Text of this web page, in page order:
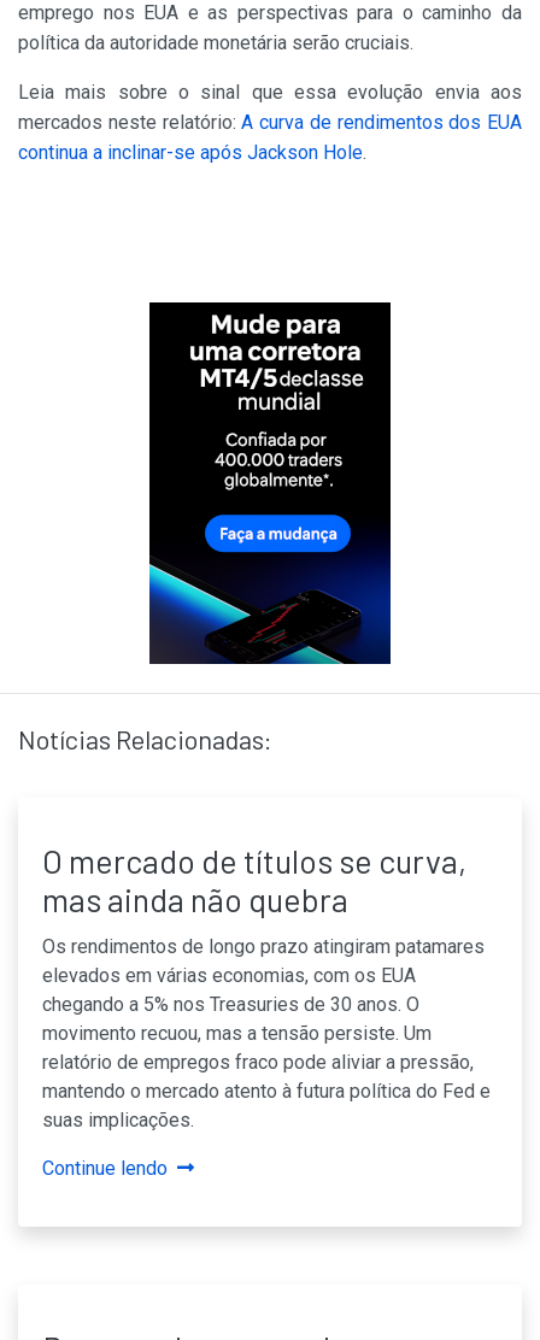
emprego nos EUA e as perspectivas para o caminho da
política da autoridade monetária serão cruciais.
Leia mais sobre o sinal que essa evolução envia aos
mercados neste relatório:A curva de rendimentos dos EUA
continua a inclinar-se após Jackson Hole.
Notícias Relacionadas:
O mercado de títulos se curva,
mas ainda não quebra
Os rendimentos de longo prazo atingiram patamares
elevados em várias economias, com os EUA
chegando a 5% nos Treasuries de 30 anos. O
movimento recuou, mas a tensão persiste. Um
relatório de empregos fraco pode aliviar a pressão,
mantendo o mercado atento à futura política do Fed e
suas implicações.
Continue lendo